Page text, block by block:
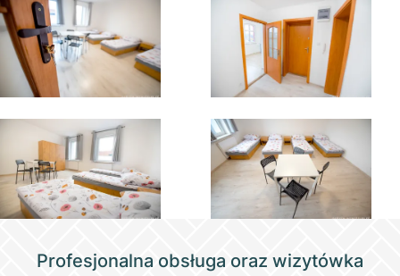
Profesjonalna obsługa oraz wizytówka